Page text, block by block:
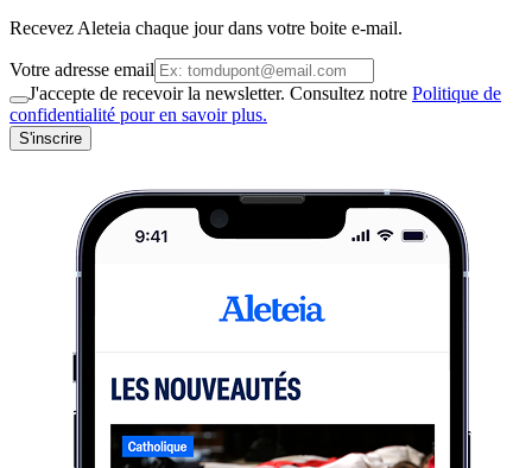
Recevez Aleteia chaque jour dans votre boite e-mail.
Votre adresse email
J'accepte de recevoir la newsletter. Consultez notre Politique de
confidentialité pour en savoir plus.
S'inscrire